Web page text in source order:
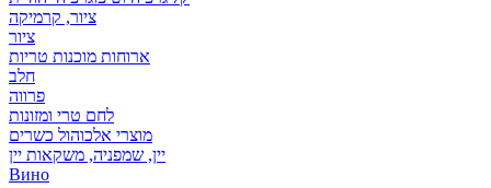
ציור, קרמיקה
ציור
ארוחות מוכנות טריות
חלב
פרווה
לחם טרי ומזונות
מוצרי אלכוהול כשרים
יין, שמפניה, משקאות יין
Вино